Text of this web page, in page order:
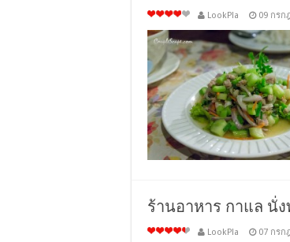
LookPla 09 กรก
ร้านอาหาร กาแล นั่
LookPla 07 กรก